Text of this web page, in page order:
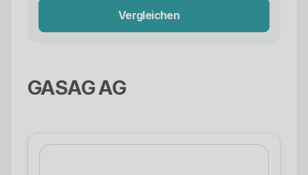
Vergleichen
GASAG AG